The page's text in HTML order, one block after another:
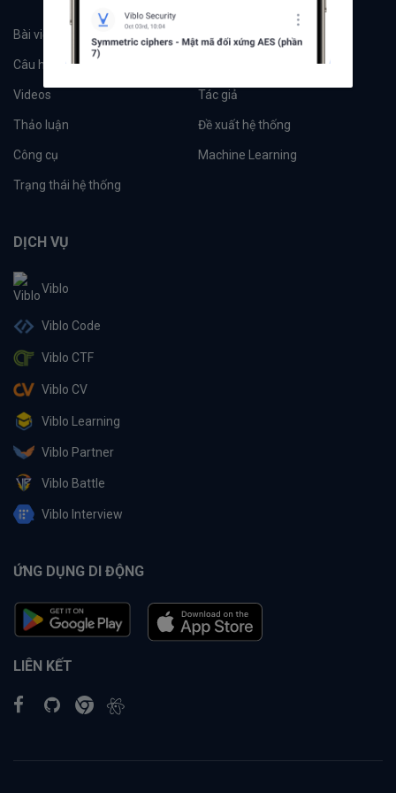
Bài viết Tổ chức
Câu hỏi
Videos Tác giả
Thảo luận Đề xuất hệ thống
Công cụ Machine Learning
Trạng thái hệ thống
DỊCH VỤ
Viblo
Viblo Code
Viblo CTF
Viblo CV
Viblo Learning
Viblo Partner
Viblo Battle
Viblo Interview
ỨNG DỤNG DI ĐỘNG
LIÊN KẾT